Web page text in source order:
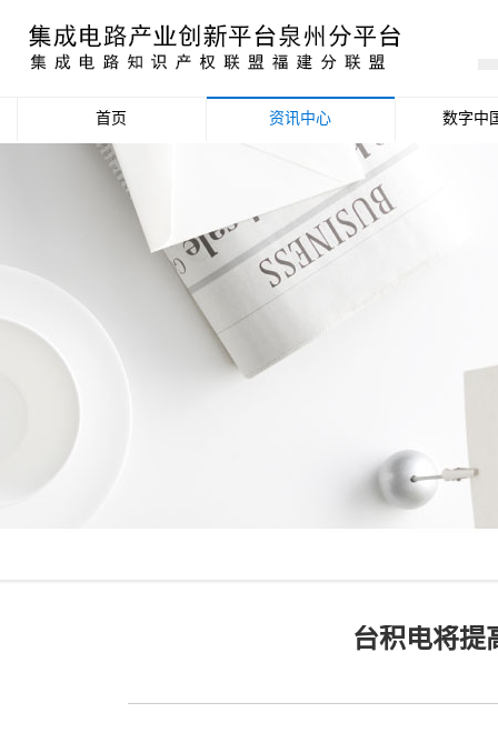
首页 资讯中心
政策信息
活动公告
数据统计分析
数字中
台积电将提